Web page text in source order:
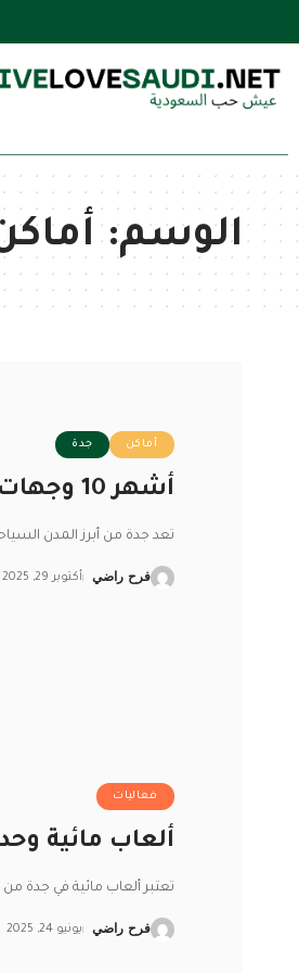
الوسم:
أماكن جدة
أشهر 10 وجهات سياحية وترفيهية في جدة
تعد جدة من أبرز المدن
فرح راضي أكتوبر 29, 2025
فعاليات
ألعاب مائية
تعتبر ألعاب مائية في جدة من
فرح راضي يونيو 24, 2025